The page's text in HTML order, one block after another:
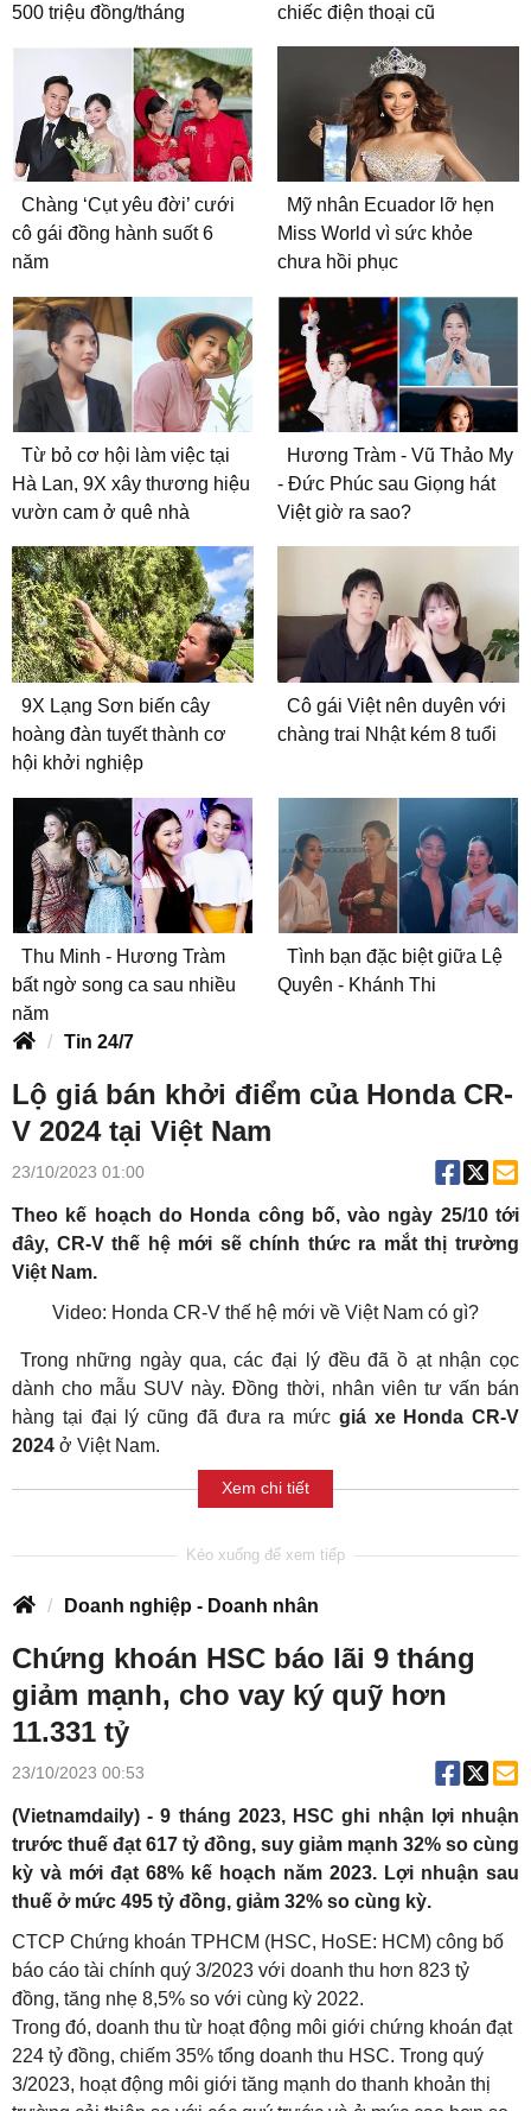
500 triệu đồng/tháng
chiếc điện thoại cũ
Chàng ‘Cụt yêu đời’ cưới
cô gái đồng hành suốt 6
năm
Mỹ nhân Ecuador lỡ hẹn
Miss World vì sức khỏe
chưa hồi phục
Từ bỏ cơ hội làm việc tại
Hà Lan, 9X xây thương hiệu
vườn cam ở quê nhà
Hương Tràm - Vũ Thảo My
- Đức Phúc sau Giọng hát
Việt giờ ra sao?
9X Lạng Sơn biến cây
hoàng đàn tuyết thành cơ
hội khởi nghiệp
Cô gái Việt nên duyên với
chàng trai Nhật kém 8 tuổi
Thu Minh - Hương Tràm
bất ngờ song ca sau nhiều
năm
Tình bạn đặc biệt giữa Lệ
Quyên - Khánh Thi
Tin 24/7
Lộ giá bán khởi điểm của Honda CR-
V 2024 tại Việt Nam
23/10/2023 01:00
Theo kế hoạch do Honda công bố, vào ngày 25/10 tới
đây, CR-V thế hệ mới sẽ chính thức ra mắt thị trường
Việt Nam.
Video: Honda CR-V thế hệ mới về Việt Nam có gì?
Trong những ngày qua, các đại lý đều đã ồ ạt nhận cọc
dành cho mẫu SUV này. Đồng thời, nhân viên tư vấn bán
hàng tại đại lý cũng đã đưa ra mức giá xe Honda CR-V
2024 ở Việt Nam.
Xem chi tiết
Doanh nghiệp - Doanh nhân
Chứng khoán HSC báo lãi 9 tháng
giảm mạnh, cho vay ký quỹ hơn
11.331 tỷ
23/10/2023 00:53
(Vietnamdaily) - 9 tháng 2023, HSC ghi nhận lợi nhuận
trước thuế đạt 617 tỷ đồng, suy giảm mạnh 32% so cùng
kỳ và mới đạt 68% kế hoạch năm 2023. Lợi nhuận sau
thuế ở mức 495 tỷ đồng, giảm 32% so cùng kỳ.
CTCP Chứng khoán TPHCM (HSC, HoSE: HCM) công bố
báo cáo tài chính quý 3/2023 với doanh thu hơn 823 tỷ
đồng, tăng nhẹ 8,5% so với cùng kỳ 2022.
Trong đó, doanh thu từ hoạt động môi giới chứng khoán đạt
224 tỷ đồng, chiếm 35% tổng doanh thu HSC. Trong quý
3/2023, hoạt động môi giới tăng mạnh do thanh khoản thị